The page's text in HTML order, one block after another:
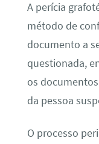
A perícia
método de
documento a
questionada,
os
da pessoa
O processo